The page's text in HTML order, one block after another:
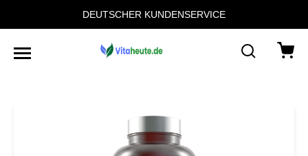
DEUTSCHER KUNDENSERVICE